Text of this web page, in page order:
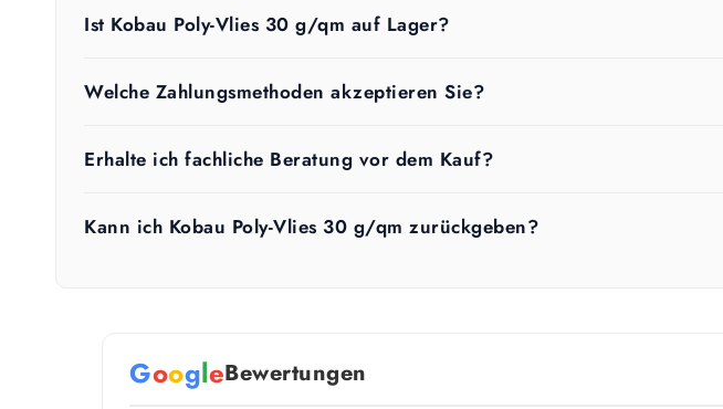
Ist Kobau Poly-Vlies 30 g/qm auf Lager?
Welche Zahlungsmethoden akzeptieren Sie?
Erhalte ich fachliche Beratung vor dem Kauf?
Kann ich Kobau Poly-Vlies 30 g/qm zurückgeben?
GoogleBewertungen